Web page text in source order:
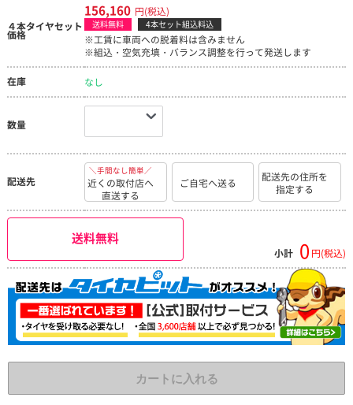
４本タイヤセット
価格
156,160 円(税込)
送料無料 4本セット組込料込
※工賃に車両への脱着料は含みません
※組込・空気充填・バランス調整を行って発送します
在庫 なし
数量
配送先
＼手間なし簡単／
近くの取付店へ
直送する
ご自宅へ送る
配送先の住所を
指定する
送料無料
小計 0 円(税込)
カートに入れる